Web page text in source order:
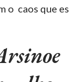
o caos que